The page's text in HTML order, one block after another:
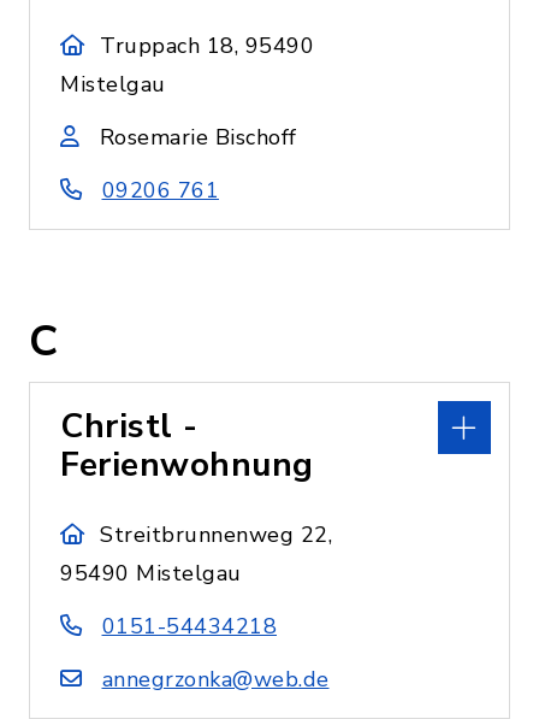
Truppach 18, 95490
Mistelgau
Rosemarie Bischoff
09206 761
C
Christl -
Ferienwohnung
Streitbrunnenweg 22,
95490 Mistelgau
0151-54434218
annegrzonka@web.de